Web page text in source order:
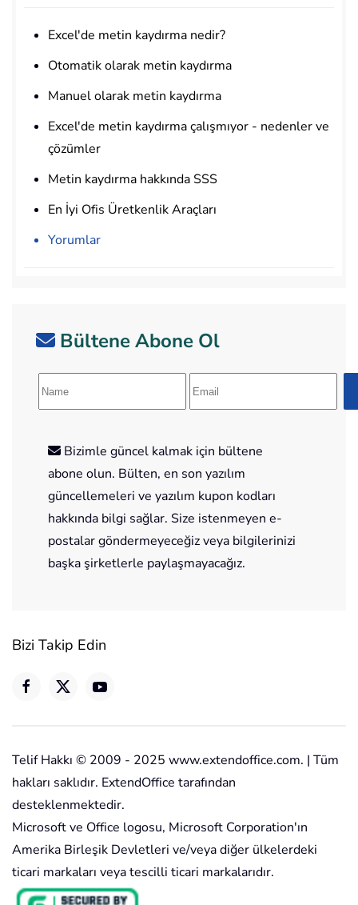
Excel'de metin kaydırma nedir?
Otomatik olarak metin kaydırma
Manuel olarak metin kaydırma
Excel'de metin kaydırma çalışmıyor - nedenler ve
çözümler
Metin kaydırma hakkında SSS
En İyi Ofis Üretkenlik Araçları
Yorumlar
Bültene Abone Ol
Bizimle güncel kalmak için bültene
abone olun. Bülten, en son yazılım
güncellemeleri ve yazılım kupon kodları
hakkında bilgi sağlar. Size istenmeyen e-
postalar göndermeyeceğiz veya bilgilerinizi
başka şirketlerle paylaşmayacağız.
Bizi Takip Edin
Telif Hakkı © 2009 - 2025 www.extendoffice.com. | Tüm
hakları saklıdır. ExtendOffice tarafından
desteklenmektedir.
Microsoft ve Office logosu, Microsoft Corporation'ın
Amerika Birleşik Devletleri ve/veya diğer ülkelerdeki
ticari markaları veya tescilli ticari markalarıdır.